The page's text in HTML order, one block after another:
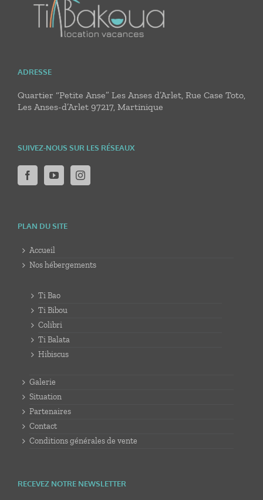
ADRESSE
Quartier “Petite Anse” Les Anses d’Arlet, Rue Case Toto,
Les Anses-d’Arlet 97217, Martinique
SUIVEZ-NOUS SUR LES RÉSEAUX
PLAN DU SITE
Accueil
Nos hébergements
Ti Bao
Ti Bibou
Colibri
Ti Balata
Hibiscus
Galerie
Situation
Partenaires
Contact
Conditions générales de vente
RECEVEZ NOTRE NEWSLETTER